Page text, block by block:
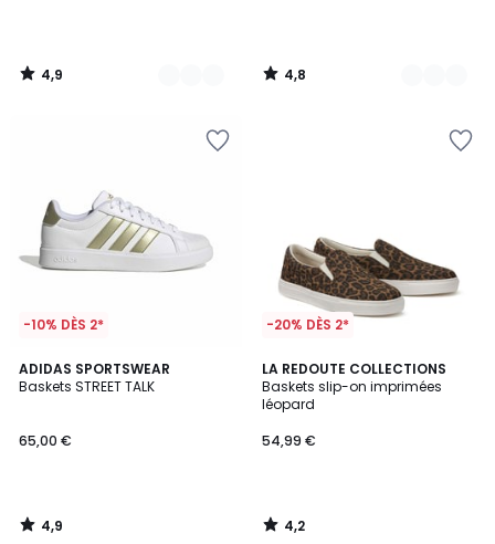
4,9
/
4,8
/
-10% DÈS 2*
ADIDAS SPORTSWEAR
Baskets STREET TALK
65,00 €
4,9
/ 5
4,9
/
-20% DÈS 2*
LA REDOUTE COLLECTIONS
Baskets slip-on imprimées
léopard
54,99 €
4,2
/ 5
4,2
/